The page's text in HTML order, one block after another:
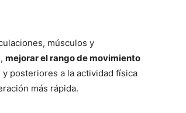
músculos y
, mejorar el rango de movimiento
posteriores a la actividad física
más rápida.